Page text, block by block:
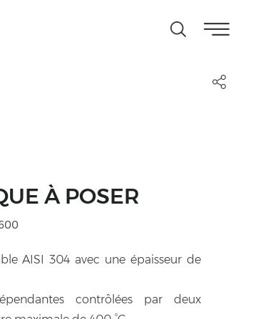
À POSER
AISI 304 avec une épaisseur de
contrôlées par deux